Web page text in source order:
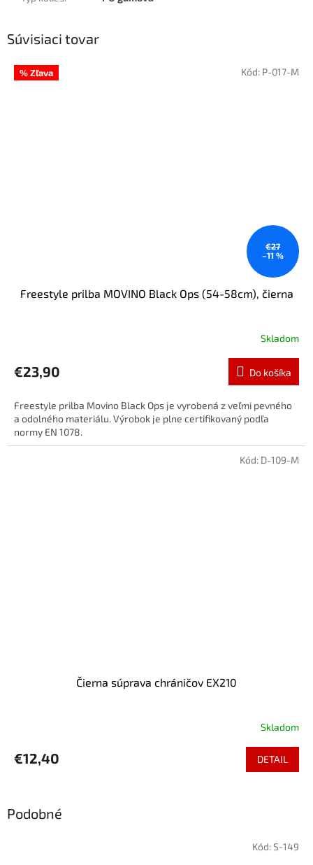
Súvisiaci tovar
% Zľava
€27
–11 %
Freestyle prilba MOVINO Black Ops (54-58cm), čierna
Skladom
€23,90 Do košíka
Freestyle prilba Movino Black Ops je vyrobená z veľmi pevného
a odolného materiálu. Výrobok je plne certifikovaný podľa
normy EN 1078.
Kód: P-017-M
Čierna súprava chráničov EX210
Skladom
€12,40 DETAIL
Kód: D-109-M
Podobné
Kód:S-149